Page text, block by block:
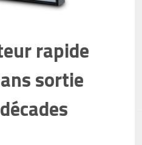
rapide
sortie